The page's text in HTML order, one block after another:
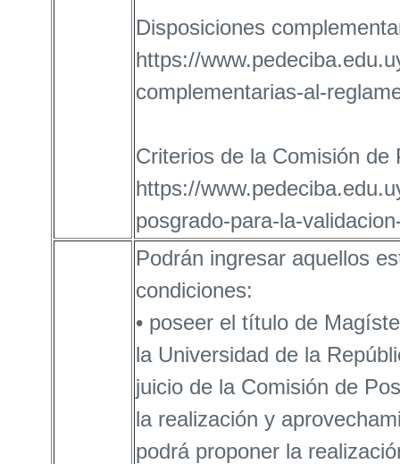
Disposiciones
https://
complementarias-al-
Criterios de la Comisión
https://
posgrado-para-la-
Podrán ingresar aquellos
condiciones:
• poseer el título de
la Universidad de la
juicio de la Comisión de
la realización y
podrá proponer la